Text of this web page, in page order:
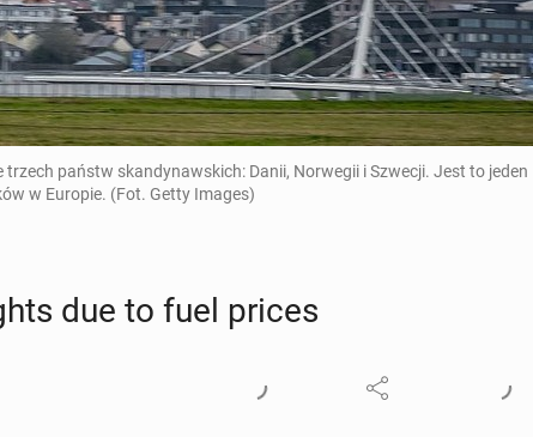
państw skandynawskich: Danii, Norwegii i Szwecji. Jest to jeden
w Europie. (Fot. Getty Images)
due to fuel prices